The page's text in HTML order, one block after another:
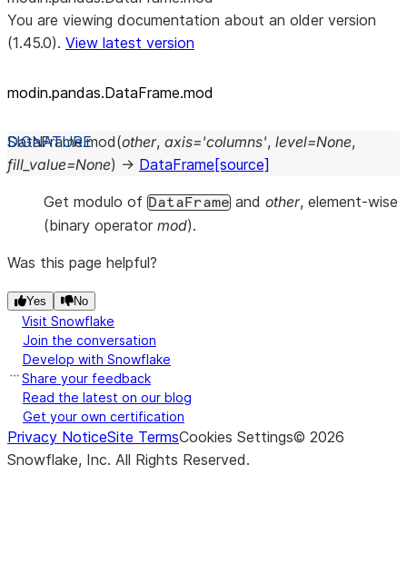
You are viewing documentation about an older version
(1.45.0). View latest version
modin.pandas.DataFrame.mod
DataFrame.mod(other, axis='columns', level=None,
fill_value=None) → DataFrame [source]
Get modulo of DataFrame and other, element-wise
(binary operator mod).
Was this page helpful?
Yes No
Visit Snowflake
Join the conversation
Develop with Snowflake
Share your feedback
Read the latest on our blog
Get your own certification
Privacy NoticeSite TermsCookies Settings© 2026
Snowflake, Inc. All Rights Reserved.